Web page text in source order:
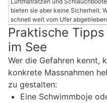
bieten sie aber keine Sicherheit.
schnell weit vom Ufer
Praktische
im See
Wer die Gefahren kennt,
konkrete Massnahmen
zu gestalten:
Eine Schwimmboje